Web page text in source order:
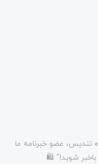
تندیس، عضو خبرنامه ما
شوید!" 🛍️